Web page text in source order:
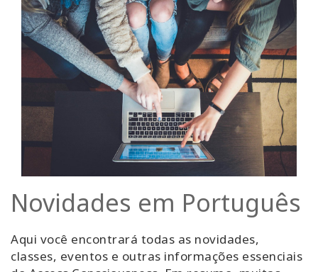
Novidades em Português
Aqui você encontrará todas as novidades,
classes, eventos e outras informações essenciais